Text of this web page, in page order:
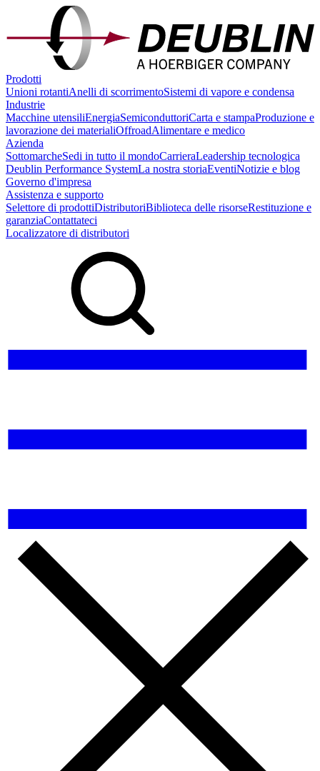
Prodotti
Unioni rotantiAnelli di scorrimentoSistemi di vapore e condensa
Industrie
Macchine utensiliEnergiaSemiconduttoriCarta e stampaProduzione e
lavorazione dei materialiOffroadAlimentare e medico
Azienda
SottomarcheSedi in tutto il mondoCarrieraLeadership tecnologica
Deublin Performance SystemLa nostra storiaEventiNotizie e blog
Governo d'impresa
Assistenza e supporto
Selettore di prodottiDistributoriBiblioteca delle risorseRestituzione e
garanziaContattateci
Localizzatore di distributori